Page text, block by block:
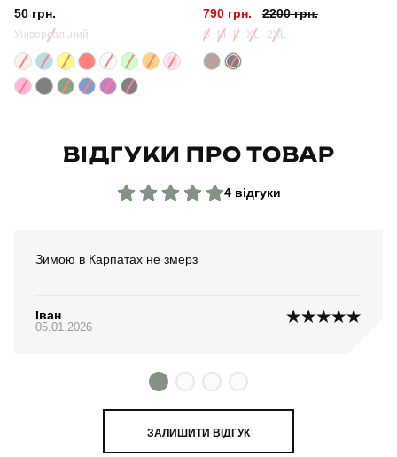
Матеріал
Склад тканини
50 грн.
Універсальний
790 грн.
2200 грн.
S M L XL 2XL
ВІДГУКИ ПРО ТОВАР
4 відгуки
Зимою в Карпатах не змерз
Іван
05.01.2026
ЗАЛИШИТИ ВІДГУК